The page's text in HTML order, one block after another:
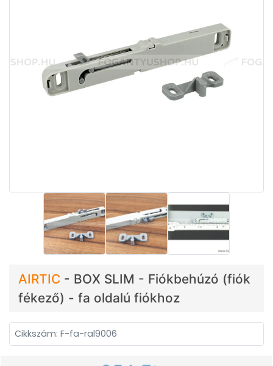
AIRTIC - BOX SLIM - Fiókbehúzó (fiók
fékező) - fa oldalú fiókhoz
Cikkszám: F-fa-ral9006